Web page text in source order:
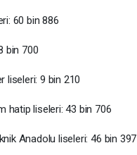
60 bin 886
bin 700
liseleri: 9 bin 210
hatip liseleri: 43 bin 706
Anadolu liseleri: 46 bin 397